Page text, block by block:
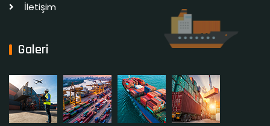
İletişim
Galeri